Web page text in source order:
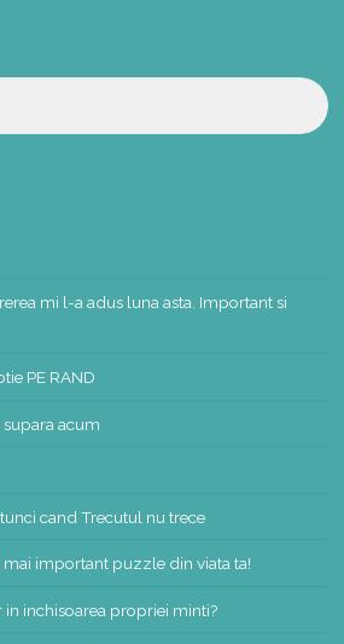
mi l-a adus luna asta. Important si
PE RAND
supara acum
cand Trecutul nu trece
mai important puzzle din viata ta!
in inchisoarea propriei minti?